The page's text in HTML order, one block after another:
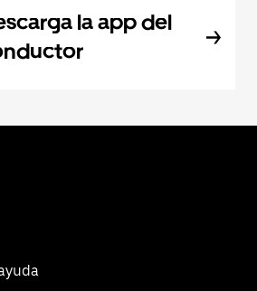
la app del